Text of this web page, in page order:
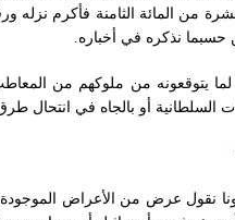
المائة الثامنة فأكرم نزله
نذكره في أخباره‏.‏
يتوقعونه من ملوكهم من
السلطانية أو بالجاه في انتحال
نقول عرض من الأعراض